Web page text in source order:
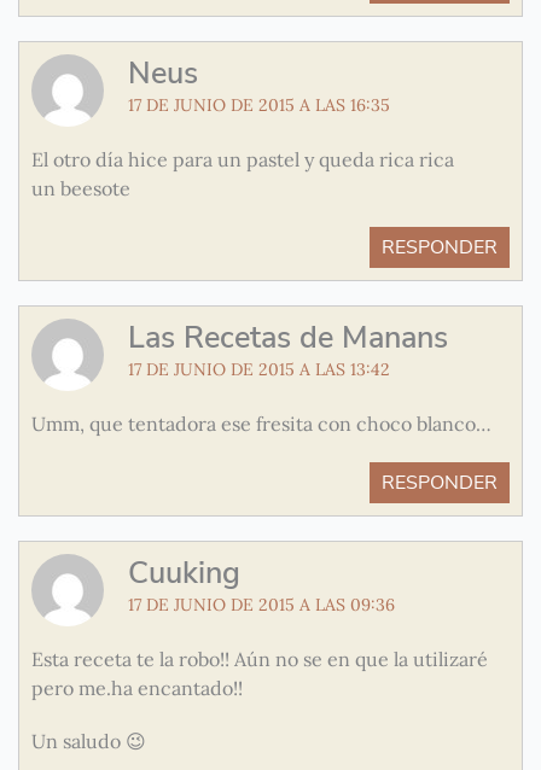
Neus
17 DE JUNIO DE 2015 A LAS 16:35
El otro día hice para un pastel y queda rica rica
un beesote
RESPONDER
Las Recetas de Manans
17 DE JUNIO DE 2015 A LAS 13:42
Umm, que tentadora ese fresita con choco blanco…
RESPONDER
Cuuking
17 DE JUNIO DE 2015 A LAS 09:36
Esta receta te la robo!! Aún no se en que la utilizaré
pero me.ha encantado!!
Un saludo 😉